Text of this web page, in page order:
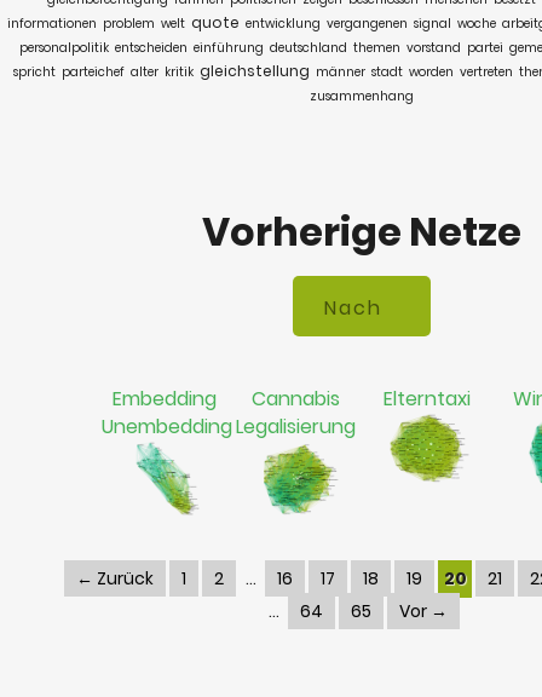
informationen problem welt quote entwicklung vergangenen signal woche
personalpolitik entscheiden einführung deutschland themen vorstand partei
spricht parteichef alter kritik gleichstellung männer stadt worden vertreten
zusammenhang
Vorherige Netze
Embedding
Unembedding
Cannabis
Legalisierung
Elterntaxi
← Zurück 1 2 16 17 18 19 20 21
64
65 Vor →